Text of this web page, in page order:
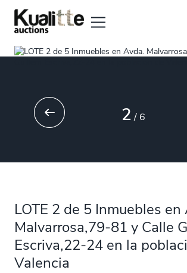
LOTE 2 de 5 Inmuebles en
Malvarrosa,79-81 y Calle
Escriva,22-24 en la
Valencia
2/ 6